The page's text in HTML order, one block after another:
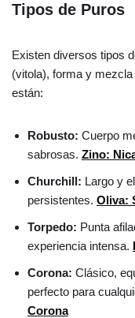
Tipos de Puros
Existen diversos tipos
(vitola), forma y
están:
Robusto: Cuerpo
sabrosas. Zino:
Churchill: Largo y
persistentes. Oliva:
Torpedo: Punta
experiencia intensa.
Corona: Clásico,
perfecto para
Corona